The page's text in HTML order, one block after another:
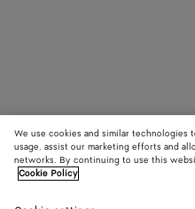
We use cookies and similar technologies
usage, assist our marketing efforts and
networks. By continuing to use this
Cookie Policy